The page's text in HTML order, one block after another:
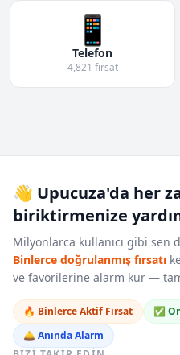
📱
Telefon
4,821 fırsat
👋 Upucuza'da her
biriktirmenize
Milyonlarca kullanıcı gibi sen
Binlerce doğrulanmış fırsatı
ve favorilerine alarm kur —
🔥 Binlerce Aktif Fırsat
✅
🛎️ Anında Alarm